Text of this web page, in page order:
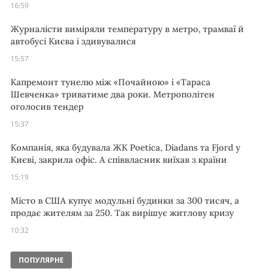
16:59
Журналісти виміряли температуру в метро, трамваї й
автобусі Києва і здивувалися
15:57
Капремонт тунелю між «Почайною» і «Тараса
Шевченка» триватиме два роки. Метрополітен
оголосив тендер
15:37
Компанія, яка будувала ЖК Poetica, Diadans та Fjord у
Києві, закрила офіс. А співвласник виїхав з країни
15:19
Місто в США купує модульні будинки за 300 тисяч, а
продає жителям за 250. Так вирішує житлову кризу
10:32
ПОПУЛЯРНЕ